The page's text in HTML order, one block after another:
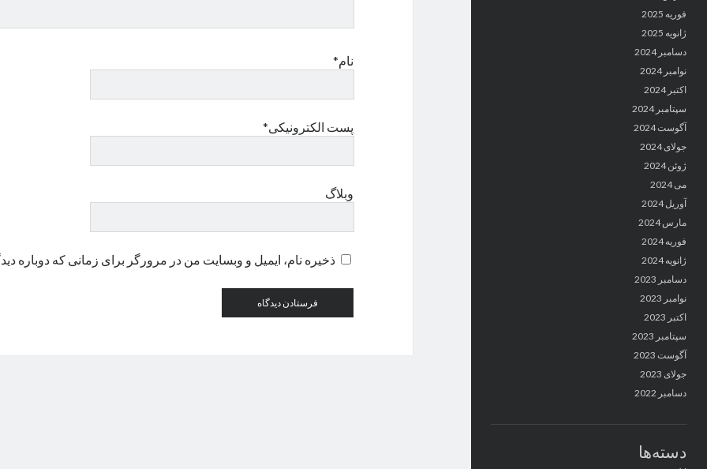
فوریه 2025
ژانویه 2025
دسامبر 2024
نوامبر 2024
اکتبر 2024
سپتامبر 2024
آگوست 2024
جولای 2024
ژوئن 2024
می 2024
آوریل 2024
مارس 2024
فوریه 2024
ژانویه 2024
دسامبر 2023
نوامبر 2023
اکتبر 2023
سپتامبر 2023
آگوست 2023
جولای 2023
دسامبر 2022
دسته‌ها
نام*
پست الکترونیکی*
وبلاگ
ذخیره نام، ایمیل و وبسایت من در مرورگر برای زمانی که دوباره